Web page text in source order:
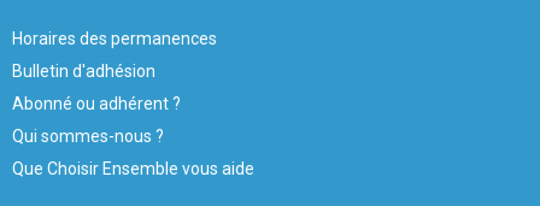
Horaires des permanences
Bulletin d'adhésion
Abonné ou adhérent ?
Qui sommes-nous ?
Que Choisir Ensemble vous aide